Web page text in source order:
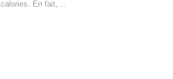
calories. En fait,…